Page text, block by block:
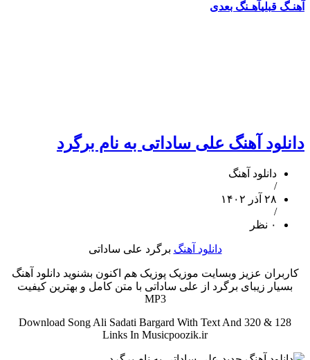
آهنـگ قبلیآهـنگ بعدی
دانلود آهنگ علی ساداتی به نام برگرد
دانلود آهنگ
/
۲۸ آذر ۱۴۰۲
/
۰ نظر
دانلود آهنگ برگرد علی ساداتی
کاربران عزیز وبسایت موزیک پوزیک هم اکنون بشنوید دانلود آهنگ
بسیار زیبای برگرد از علی ساداتی با متن کامل و بهترین کیفیت
MP3
Download Song Ali Sadati Bargard With Text And 320 & 128
Links In Musicpoozik.ir